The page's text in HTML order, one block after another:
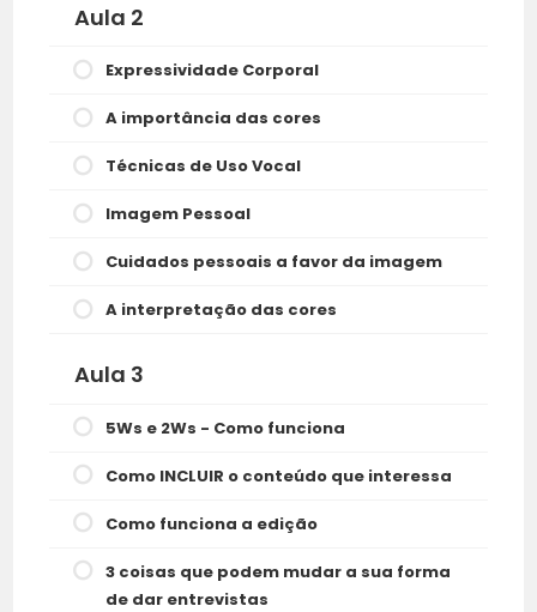
Aula 2
Expressividade Corporal
A importância das cores
Técnicas de Uso Vocal
Imagem Pessoal
Cuidados pessoais a favor da imagem
A interpretação das cores
Aula 3
5Ws e 2Ws - Como funciona
Como INCLUIR o conteúdo que interessa
Como funciona a edição
3 coisas que podem mudar a sua forma
de dar entrevistas